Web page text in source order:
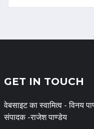
GET IN TOUCH
वेबसाइट का स्वामित्व - विनय
संपादक -राजेश पाण्डेय